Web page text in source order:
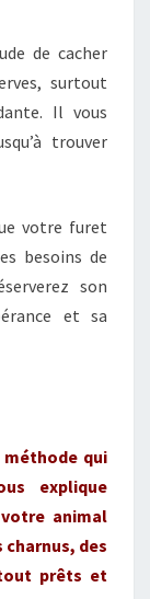
de cacher
surtout
Il vous
trouver
votre furet
besoins de
son
et sa
méthode qui
explique
animal
charnus, des
prêts et